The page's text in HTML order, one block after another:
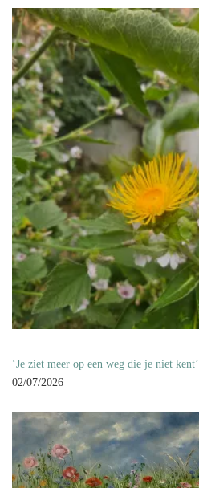
‘Je ziet meer op een weg die je niet kent’
02/07/2026